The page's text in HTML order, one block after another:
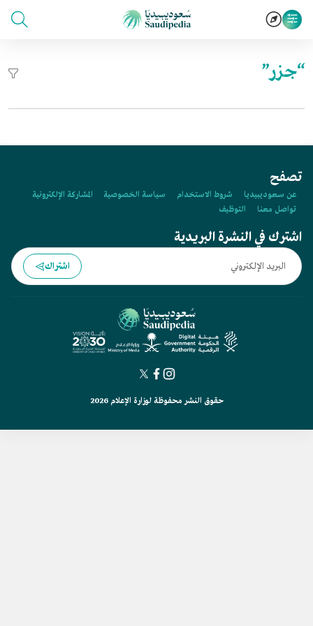
“جزر”
تصفح
عن سعوديبيديا شروط الاستخدام سياسة الخصوصية
المشاركة الإلكترونية
تواصل معنا
التوظيف
اشترك في النشرة البريدية
اشتراك
حقوق النشر محفوظة لوزارة الإعلام 2026